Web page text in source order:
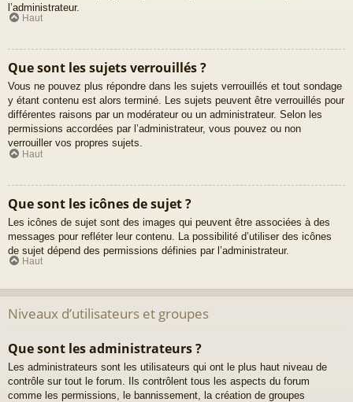
l’administrateur.
Haut
Que sont les sujets verrouillés ?
Vous ne pouvez plus répondre dans les sujets verrouillés et tout sondage
y étant contenu est alors terminé. Les sujets peuvent être verrouillés pour
différentes raisons par un modérateur ou un administrateur. Selon les
permissions accordées par l’administrateur, vous pouvez ou non
verrouiller vos propres sujets.
Haut
Que sont les icônes de sujet ?
Les icônes de sujet sont des images qui peuvent être associées à des
messages pour refléter leur contenu. La possibilité d’utiliser des icônes
de sujet dépend des permissions définies par l’administrateur.
Haut
Niveaux d’utilisateurs et groupes
Que sont les administrateurs ?
Les administrateurs sont les utilisateurs qui ont le plus haut niveau de
contrôle sur tout le forum. Ils contrôlent tous les aspects du forum
comme les permissions, le bannissement, la création de groupes